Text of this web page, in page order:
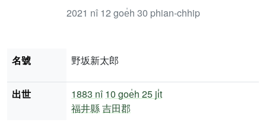
2021 nî 12 goe̍h 30 phian-chhip
名號 野坂新太郎
出世 1883 nî 10 goe̍h 25 ji̍t
福井縣吉田郡